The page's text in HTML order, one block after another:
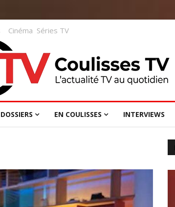
Cinéma Séries TV
DOSSIERS EN COULISSES INTERVIEWS